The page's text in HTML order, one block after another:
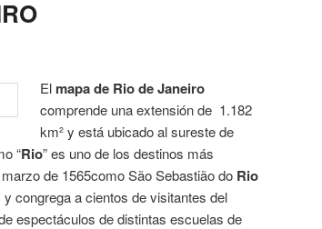
El mapa de Rio de Janeiro
comprende una extensión de 1.182
km² y está ubicado al sureste de
“Rio” es uno de los destinos más
de 1565como São Sebastião do Rio
congrega a cientos de visitantes del
espectáculos de distintas escuelas de